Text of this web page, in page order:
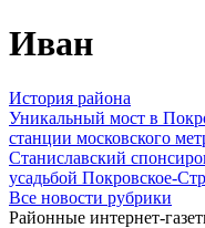
Иван
История района
Уникальный мост в
станции московского
Станиславский
усадьбой Покровское-
Все новости рубрики
Районные интернет-